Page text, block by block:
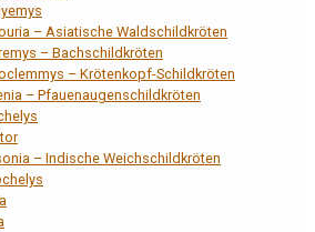
– Asiatische Waldschildkröten
– Bachschildkröten
– Krötenkopf-Schildkröten
– Pfauenaugenschildkröten
– Indische Weichschildkröten